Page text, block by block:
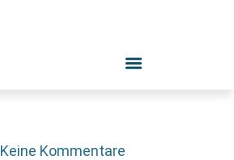
Keine Kommentare